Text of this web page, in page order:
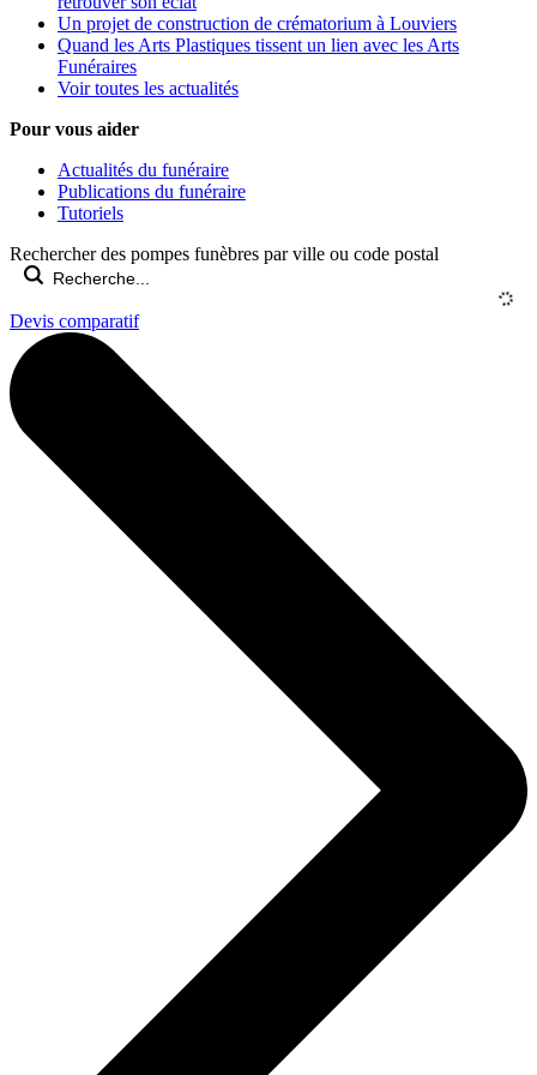
Un projet de construction de crématorium à Louviers
Quand les Arts Plastiques tissent un lien avec les Arts
Funéraires
Voir toutes les actualités
Pour vous aider
Actualités du funéraire
Publications du funéraire
Tutoriels
Rechercher des pompes funèbres par ville ou code postal
Devis comparatif